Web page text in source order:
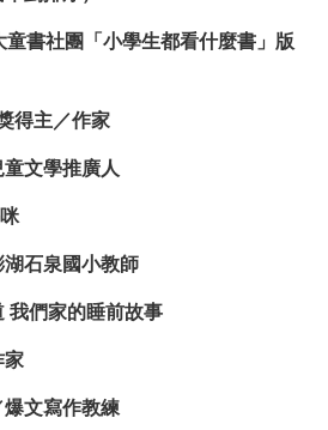
書社團「小學生都看什麼書」版
得主／作家
文學推廣人
石泉國小教師
我們家的睡前故事
家
文寫作教練